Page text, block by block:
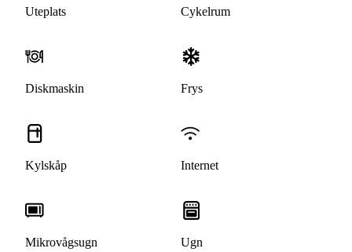
Uteplats Cykelrum
Diskmaskin Frys
Kylskåp Internet
Mikrovågsugn Ugn